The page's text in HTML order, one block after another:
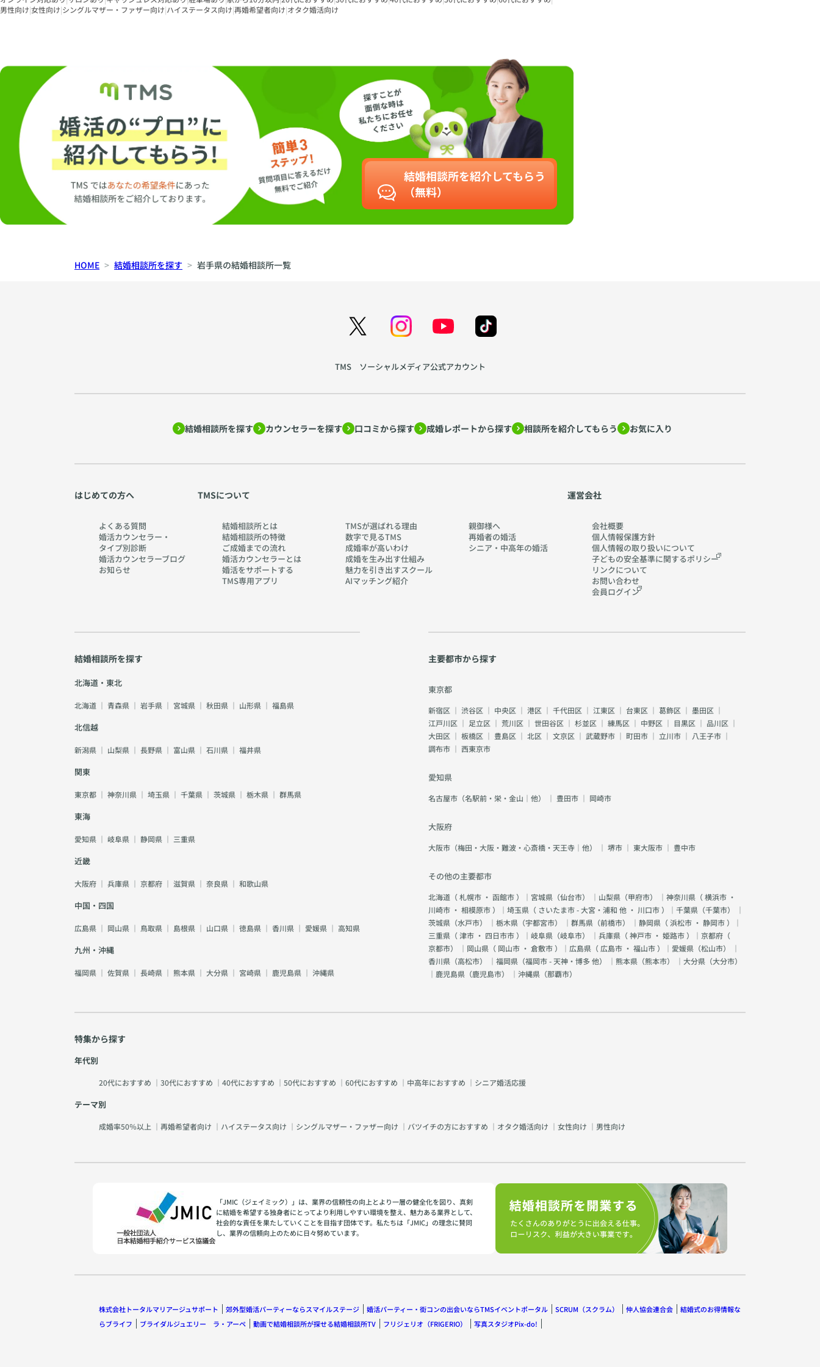
男性向け|女性向け|シングルマザー・ファザー向け|ハイステータス向け|再婚希望者向け|オタク婚活向け
結婚相談所を紹介してもらう
（無料）
HOME 結婚相談所を探す 岩手県の結婚相談所一覧
TMS ソーシャルメディア公式アカウント
結婚相談所を探す カウンセラーを探す 口コミから探す 成婚レポートから探す 相談所を紹介してもらう お気に入り
はじめての方へ
よくある質問
婚活カウンセラー・
タイプ別診断
婚活カウンセラーブログ
お知らせ
TMSについて
結婚相談所とは
結婚相談所の特徴
ご成婚までの流れ
婚活カウンセラーとは
婚活をサポートする
TMS専用アプリ
TMSが選ばれる理由
数字で見るTMS
成婚率が高いわけ
成婚を生み出す仕組み
魅力を引き出すスクール
AIマッチング紹介
親御様へ
再婚者の婚活
シニア・中高年の婚活
運営会社
会社概要
個人情報保護方針
個人情報の取り扱いについて
子どもの安全基準に関するポリシー
リンクについて
お問い合わせ
会員ログイン
結婚相談所を探す
北海道・東北
北海道 ｜ 青森県 ｜ 岩手県 ｜ 宮城県 ｜ 秋田県 ｜ 山形県 ｜ 福島県
北信越
新潟県 ｜ 山梨県 ｜ 長野県 ｜ 富山県 ｜ 石川県 ｜ 福井県
関東
東京都 ｜ 神奈川県 ｜ 埼玉県 ｜ 千葉県 ｜ 茨城県 ｜ 栃木県 ｜ 群馬県
東海
愛知県 ｜ 岐阜県 ｜ 静岡県 ｜ 三重県
近畿
大阪府 ｜ 兵庫県 ｜ 京都府 ｜ 滋賀県 ｜ 奈良県 ｜ 和歌山県
中国・四国
広島県 ｜ 岡山県 ｜ 鳥取県 ｜ 島根県 ｜ 山口県 ｜ 徳島県 ｜ 香川県 ｜ 愛媛県 ｜ 高知県
九州・沖縄
福岡県 ｜ 佐賀県 ｜ 長崎県 ｜ 熊本県 ｜ 大分県 ｜ 宮崎県 ｜ 鹿児島県 ｜ 沖縄県
主要都市から探す
東京都
新宿区 ｜ 渋谷区 ｜ 中央区 ｜ 港区 ｜ 千代田区 ｜ 江東区 ｜ 台東区 ｜ 葛飾区 ｜ 墨田区 ｜
江戸川区 ｜ 足立区 ｜ 荒川区 ｜ 世田谷区 ｜ 杉並区 ｜ 練馬区 ｜ 中野区 ｜ 目黒区 ｜ 品川区 ｜
大田区 ｜ 板橋区 ｜ 豊島区 ｜ 北区 ｜ 文京区 ｜ 武蔵野市 ｜ 町田市 ｜ 立川市 ｜ 八王子市 ｜
調布市 ｜ 西東京市
愛知県
名古屋市（名駅前・栄・金山｜他） ｜ 豊田市 ｜ 岡崎市
大阪府
大阪市（梅田・大阪・難波・心斎橋・天王寺｜他） ｜ 堺市 ｜ 東大阪市 ｜ 豊中市
その他の主要都市
北海道（札幌市 ・ 函館市）｜宮城県（仙台市） ｜山梨県（甲府市） ｜神奈川県（横浜市 ・
川崎市 ・ 相模原市）｜埼玉県（ さいたま市 - 大宮・浦和 他 ・ 川口市）｜千葉県（千葉市） ｜
茨城県（水戸市） ｜栃木県（宇都宮市） ｜群馬県（前橋市） ｜静岡県（浜松市 ・ 静岡市）｜
三重県（津市 ・ 四日市市）｜岐阜県（岐阜市） ｜兵庫県（神戸市 ・ 姫路市）｜京都府（
京都市） ｜岡山県（ 岡山市 ・ 倉敷市）｜広島県（ 広島市 ・ 福山市）｜愛媛県（松山市） ｜
香川県（高松市） ｜福岡県（福岡市 - 天神・博多 他） ｜熊本県（熊本市） ｜大分県（大分市）
｜鹿児島県（鹿児島市） ｜沖縄県（那覇市）
特集から探す
年代別
20代におすすめ ｜ 30代におすすめ ｜ 40代におすすめ ｜ 50代におすすめ ｜ 60代におすすめ ｜ 中高年におすすめ ｜ シニア婚活応援
テーマ別
成婚率50％以上 ｜ 再婚希望者向け ｜ ハイステータス向け ｜ シングルマザー・ファザー向け ｜ バツイチの方におすすめ ｜ オタク婚活向け ｜ 女性向け ｜ 男性向け
「JMIC（ジェイミック）」は、業界の信頼性の向上とより一層の健全化を図り、真剣
に結婚を希望する独身者にとってより利用しやすい環境を整え、魅力ある業界として、
社会的な責任を果たしていくことを目指す団体です。私たちは「JMIC」の理念に賛同
し、業界の信頼向上のために日々努めています。
株式会社トータルマリアージュサポート 郊外型婚活パーティーならスマイルステージ 婚活パーティー・街コンの出会いならTMSイベントポータル SCRUM（スクラム） 仲人協会連合会
結婚式のお得情報な
らブライフ
ブライダルジュエリー ラ・アーペ 動画で結婚相談所が探せる結婚相談所TV フリジェリオ（FRIGERIO） 写真スタジオPix-do!